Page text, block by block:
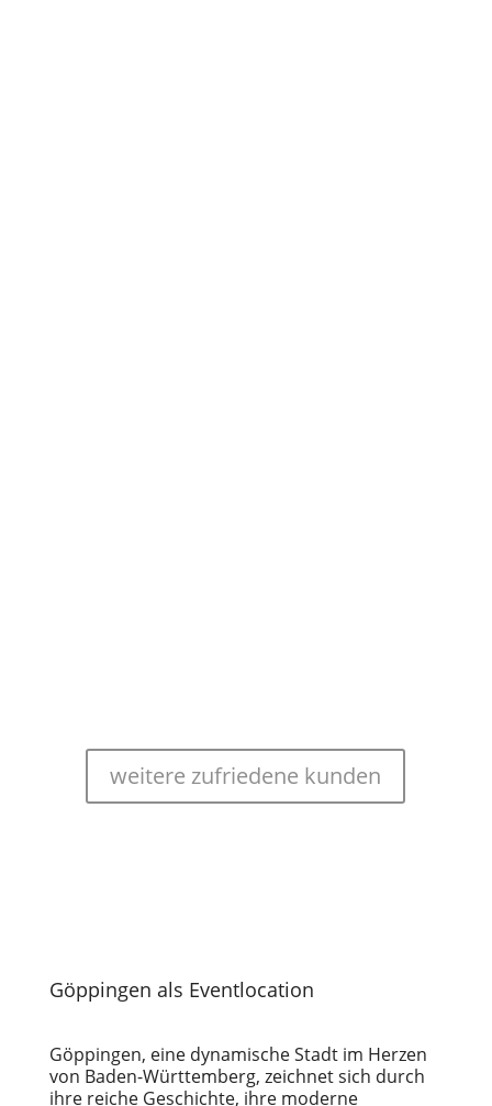
weitere zufriedene kunden
Göppingen als Eventlocation
Göppingen, eine dynamische Stadt im Herzen
von Baden-Württemberg, zeichnet sich durch
ihre reiche Geschichte, ihre moderne